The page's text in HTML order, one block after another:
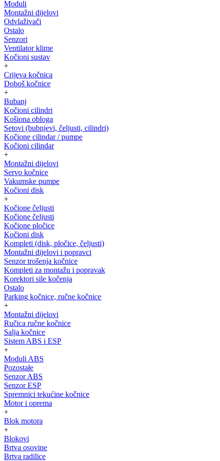
Moduli
Montažni dijelovi
Odvlaživači
Ostalo
Senzori
Ventilator klime
Kočioni sustav
+
Crijeva kočnica
Doboš kočnice
+
Bubanj
Kočioni cilindri
Košiona obloga
Setovi (bubnjevi, čeljusti, cilindri)
Kočione cilindar / pumpe
Kočioni cilindar
+
Montažni dijelovi
Servo kočnice
Vakumske pumpe
Kočioni disk
+
Kočione čeljusti
Kočione čeljusti
Kočione pločice
Kočioni disk
Kompleti (disk, pločice, čeljusti)
Montažni dijelovi i popravci
Senzor trošenja kočnice
Kompleti za montažu i popravak
Korektori sile kočenja
Ostalo
Parking kočnice, ručne kočnice
+
Montažni dijelovi
Ručica ručne kočnice
Salja kočnice
Sistem ABS i ESP
+
Moduli ABS
Pozostałe
Senzor ABS
Senzor ESP
Spremnici tekućine kočnice
Motor i oprema
+
Blok motora
+
Blokovi
Brtva osovine
Brtva radilice